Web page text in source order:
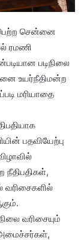
சென்னை
ரமணி
படிநிலை
உயர்நீதிமன்ற
மரியாதை
பதவியேற்பு
வரிசைகளில்
வரிசையும்
அமைச்சர்கள்,